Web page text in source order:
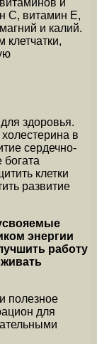
и
С, витамин Е,
и калий.
здоровья.
в
сердечно-
богата
клетки
развитие
энергии
работу
полезное
для